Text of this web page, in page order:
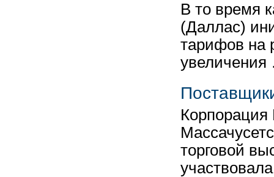
В то время
(Даллас)
тарифов на
торговой